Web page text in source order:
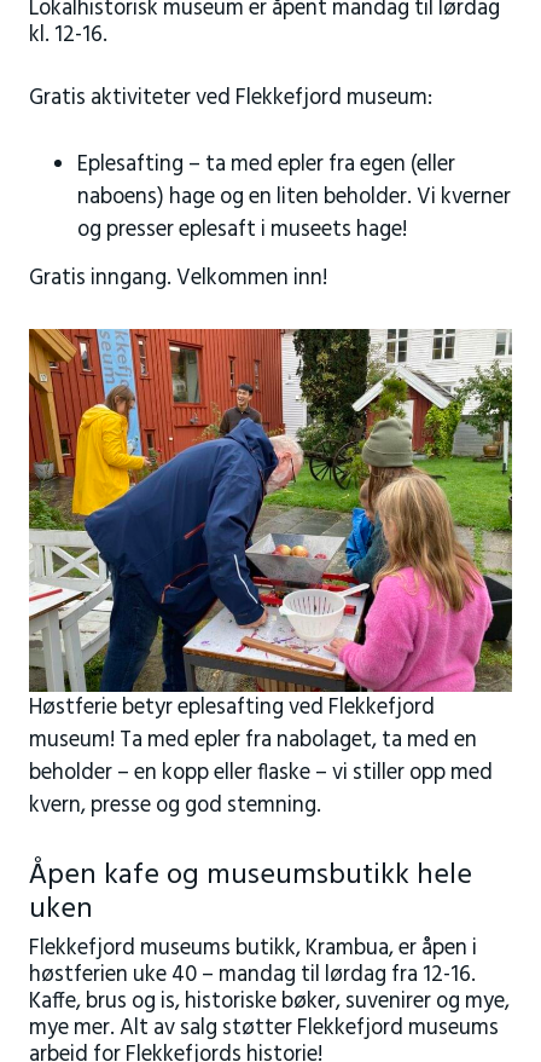
Lokalhistorisk museum er åpent mandag til lørdag
kl. 12-16.
Gratis aktiviteter ved Flekkefjord museum:
Eplesafting – ta med epler fra egen (eller
naboens) hage og en liten beholder. Vi kverner
og presser eplesaft i museets hage!
Gratis inngang. Velkommen inn!
Høstferie betyr eplesafting ved Flekkefjord
museum! Ta med epler fra nabolaget, ta med en
beholder – en kopp eller flaske – vi stiller opp med
kvern, presse og god stemning.
Åpen kafe og museumsbutikk hele
uken
Flekkefjord museums butikk, Krambua, er åpen i
høstferien uke 40 – mandag til lørdag fra 12-16.
Kaffe, brus og is, historiske bøker, suvenirer og mye,
mye mer. Alt av salg støtter Flekkefjord museums
arbeid for Flekkefjords historie!